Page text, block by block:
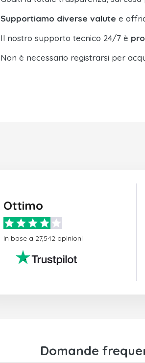
Supportiamo diverse valute e
Il nostro supporto tecnico 24/7 è
Non è necessario registrarsi per
Ottimo
In base a 27,542 opinioni
Domande